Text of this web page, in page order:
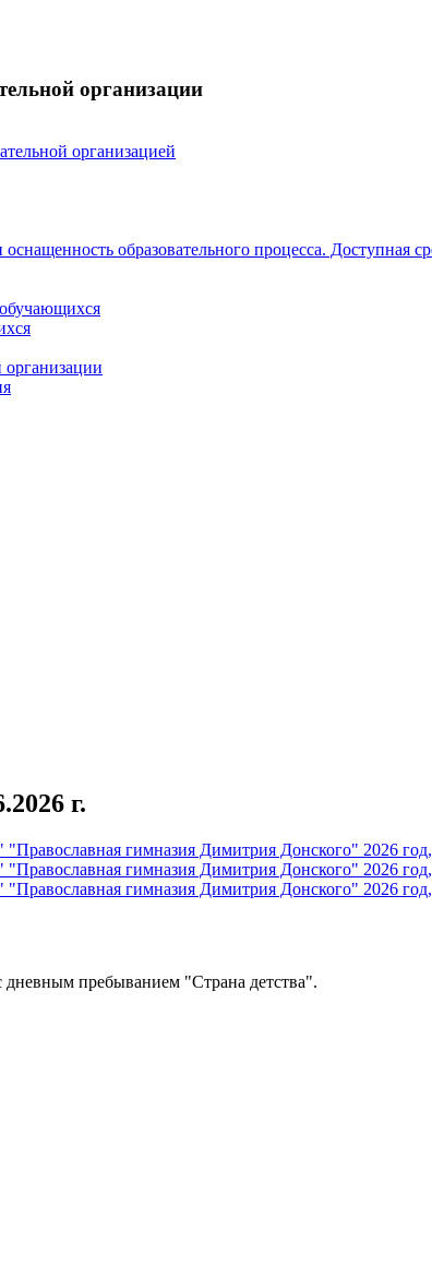
г.
гимназия Димитрия Донского" 2026
гимназия Димитрия Донского" 2026
гимназия Димитрия Донского" 2026
дневным пребыванием "Страна детства".
организации
организацией
образовательного процесса. Доступная
организации